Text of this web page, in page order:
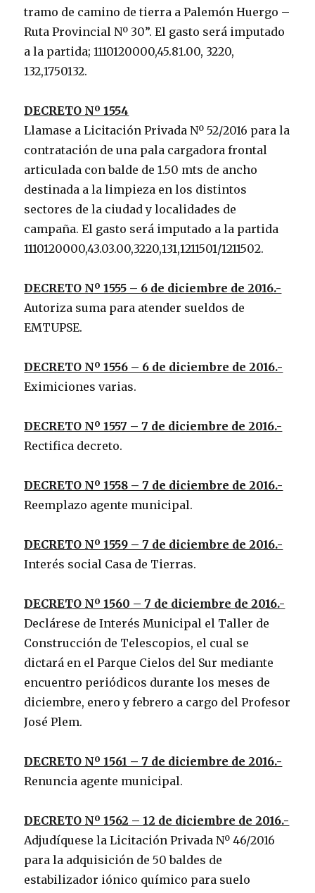
tramo de camino de tierra a Palemón Huergo –
Ruta Provincial Nº 30”. El gasto será imputado
a la partida; 1110120000,45.81.00, 3220,
132,1750132.
DECRETO Nº 1554
Llamase a Licitación Privada Nº 52/2016 para la
contratación de una pala cargadora frontal
articulada con balde de 1.50 mts de ancho
destinada a la limpieza en los distintos
sectores de la ciudad y localidades de
campaña. El gasto será imputado a la partida
1110120000,43.03.00,3220,131,1211501/1211502.
DECRETO Nº 1555 – 6 de diciembre de 2016.-
Autoriza suma para atender sueldos de
EMTUPSE.
DECRETO Nº 1556 – 6 de diciembre de 2016.-
Eximiciones varias.
DECRETO Nº 1557 – 7 de diciembre de 2016.-
Rectifica decreto.
DECRETO Nº 1558 – 7 de diciembre de 2016.-
Reemplazo agente municipal.
DECRETO Nº 1559 – 7 de diciembre de 2016.-
Interés social Casa de Tierras.
DECRETO Nº 1560 – 7 de diciembre de 2016.-
Declárese de Interés Municipal el Taller de
Construcción de Telescopios, el cual se
dictará en el Parque Cielos del Sur mediante
encuentro periódicos durante los meses de
diciembre, enero y febrero a cargo del Profesor
José Plem.
DECRETO Nº 1561 – 7 de diciembre de 2016.-
Renuncia agente municipal.
DECRETO Nº 1562 – 12 de diciembre de 2016.-
Adjudíquese la Licitación Privada Nº 46/2016
para la adquisición de 50 baldes de
estabilizador iónico químico para suelo